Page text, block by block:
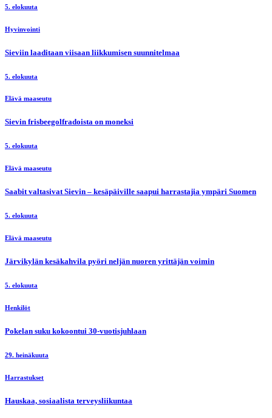
5. elokuuta
Hyvinvointi
Sieviin laaditaan viisaan liikkumisen suunnitelmaa
5. elokuuta
Elävä maaseutu
Sievin frisbeegolfradoista on moneksi
5. elokuuta
Elävä maaseutu
Saabit valtasivat Sievin – kesäpäiville saapui harrastajia ympäri Suomen
5. elokuuta
Elävä maaseutu
Järvikylän kesäkahvila pyöri neljän nuoren yrittäjän voimin
5. elokuuta
Henkilöt
Pokelan suku kokoontui 30-vuotisjuhlaan
29. heinäkuuta
Harrastukset
Hauskaa, sosiaalista terveysliikuntaa